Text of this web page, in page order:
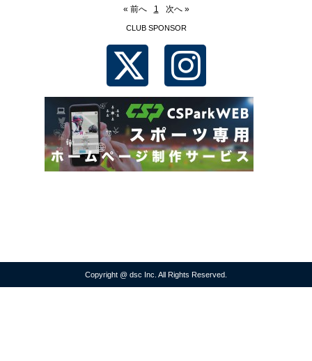
« 前へ 1 次へ »
CLUB SPONSOR
Copyright @ dsc Inc. All Rights Reserved.